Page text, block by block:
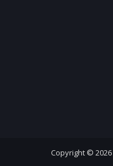
Copyright © 2026